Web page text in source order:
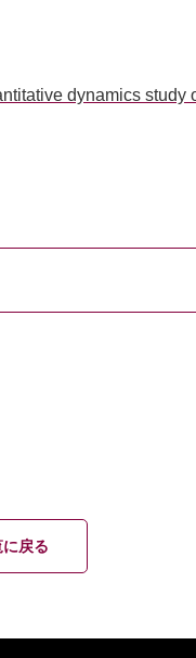
dynamics study
戻る